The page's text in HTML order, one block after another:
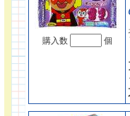
購入数 個